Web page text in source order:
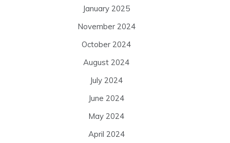
January 2025
November 2024
October 2024
August 2024
July 2024
June 2024
May 2024
April 2024